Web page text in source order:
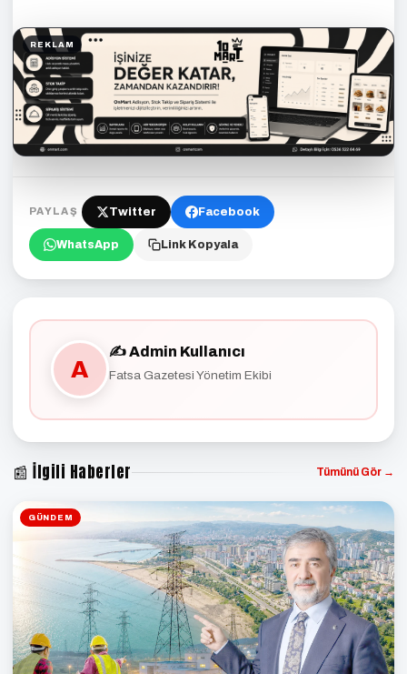
REKLAM
PAYLAŞ Twitter Facebook
WhatsApp Link Kopyala
A
✍️ Admin Kullanıcı
Fatsa Gazetesi Yönetim Ekibi
📰 İlgili Haberler Tümünü Gör →
GÜNDEM